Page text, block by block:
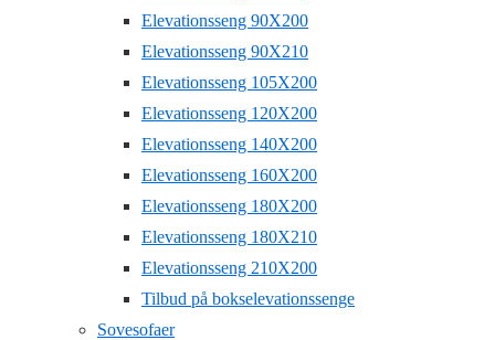
Elevationsseng 90X200
Elevationsseng 90X210
Elevationsseng 105X200
Elevationsseng 120X200
Elevationsseng 140X200
Elevationsseng 160X200
Elevationsseng 180X200
Elevationsseng 180X210
Elevationsseng 210X200
Tilbud på bokselevationssenge
Sovesofaer